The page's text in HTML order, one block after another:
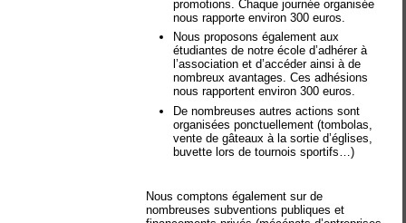
promotions. Chaque journée organisée
nous rapporte environ 300 euros.
Nous proposons également aux
étudiantes de notre école d’adhérer à
l’association et d’accéder ainsi à de
nombreux avantages. Ces adhésions
nous rapportent environ 300 euros.
De nombreuses autres actions sont
organisées ponctuellement (tombolas,
vente de gâteaux à la sortie d’églises,
buvette lors de tournois sportifs…)
Nous comptons également sur de
nombreuses subventions publiques et